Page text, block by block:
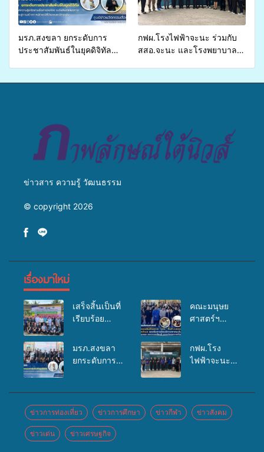
เหลื่อมล้ำ ยกระดับคุณภาพ
ชีวิตประชาชนอย่างยั่งยืน
มรภ.สงขลา ยกระดับการ
ประชาสัมพันธ์ในยุคดิจิทัล
กฟผ.โรงไฟฟ้าจะนะ ร่วมกับ
สสอ.จะนะ และโรงพยาบาล
ข่าวสาร ความรู้ วัฒนธรรม
© copyright 2026
เรื่องมาใหม่
เสร็จสิ้นเป็นที่
เรียบร้อย
เคลื่อนที่
บริการด้าน
สุขภาพแก่
ประชาชนใน
พื้นที่อำเภอ
จะนะ
คณะมนุษย
ศาสตร์ฯ
จัดอบรมเสริม
ศักยภาพ
กองทุน
สุขภาพตำบล
รองรับการจัด
มรภ.สงขลา
ยกระดับการ
องค์ความรู้
เครือข่าย
สื่อสารองค์กร
กฟผ.โรง
ไฟฟ้าจะนะ
พยาบาลศิคริ
นทร์ หาดใหญ่
ข่าวการท่องเที่ยว ข่าวการศึกษา ข่าวกีฬา ข่าวสังคม
ข่าวเด่น ข่าวเศรษฐกิจ